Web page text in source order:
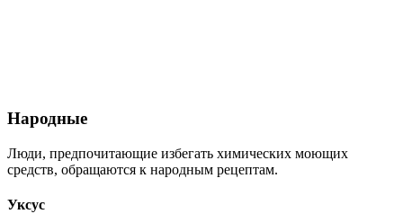
Народные
Люди, предпочитающие избегать химических моющих
средств, обращаются к народным рецептам.
Уксус